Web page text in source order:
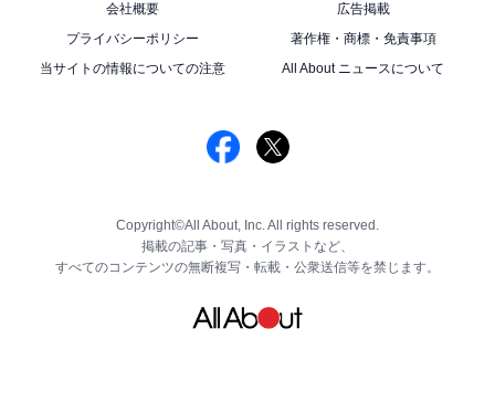
会社概要
広告掲載
プライバシーポリシー
著作権・商標・免責事項
当サイトの情報についての注意
All About ニュースについて
Copyright©All About, Inc. All rights reserved.
掲載の記事・写真・イラストなど、
すべてのコンテンツの無断複写・転載・公衆送信等を禁じます。